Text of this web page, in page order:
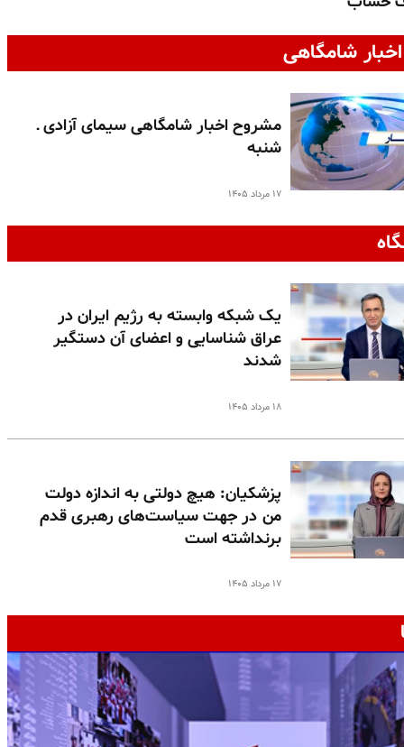
شامگاهی
مشروح اخبار شامگاهی سیمای آزادی ـ
شنبه
۱۷ مرداد ۱۴۰۵
یک شبکه وابسته به رژیم ایران در
عراق شناسایی و اعضای آن دستگیر
شدند
۱۸ مرداد ۱۴۰۵
پزشکیان: هیچ دولتی به اندازه دولت
من در جهت سیاست‌های رهبری قدم
برنداشته است
۱۷ مرداد ۱۴۰۵